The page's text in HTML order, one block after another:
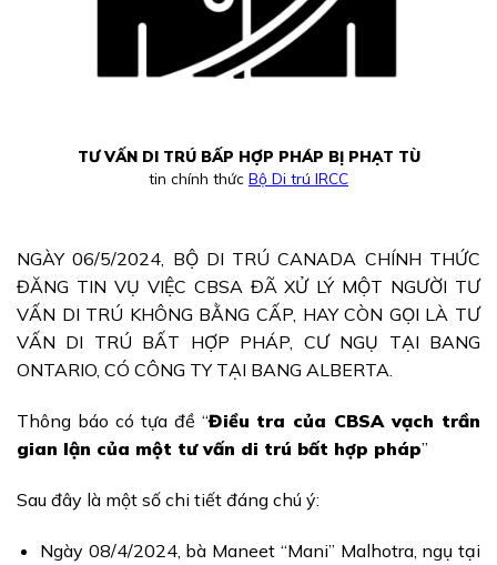
TƯ VẤN DI TRÚ BẤP HỢP PHÁP BỊ PHẠT TÙ
tin chính thức Bộ Di trú IRCC
NGÀY 06/5/2024, BỘ DI TRÚ CANADA CHÍNH THỨC
ĐĂNG TIN VỤ VIỆC CBSA ĐÃ XỬ LÝ MỘT NGƯỜI TƯ
VẤN DI TRÚ KHÔNG BẰNG CẤP, HAY CÒN GỌI LÀ TƯ
VẤN DI TRÚ BẤT HỢP PHÁP, CƯ NGỤ TẠI BANG
ONTARIO, CÓ CÔNG TY TẠI BANG ALBERTA.
Thông báo có tựa đề “Điều tra của CBSA vạch trần
gian lận của một tư vấn di trú bất hợp pháp”
Sau đây là một số chi tiết đáng chú ý:
Ngày 08/4/2024, bà Maneet “Mani” Malhotra, ngụ tại